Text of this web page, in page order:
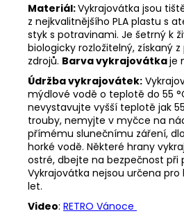
Materiál:Vykrajovátka jsou
z nejkvalitnějšího PLA plastu s
styk s potravinami. Je šetrný k
biologicky rozložitelný, získaný
zdrojů. Barva vykrajovátkaje
Údržba vykrajovátek:
mýdlové vodě o teplotě do 55
nevystavujte vyšší teplotě jak 55
trouby, nemyjte v myčce na
přímému slunečnímu záření,
horké vodě. Některé hrany
ostré, dbejte na bezpečnost při
Vykrajovátka nejsou určena
let.
Video: RETRO Vánoce